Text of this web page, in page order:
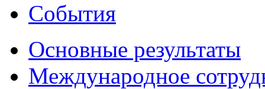
События
Основные результаты
Международное